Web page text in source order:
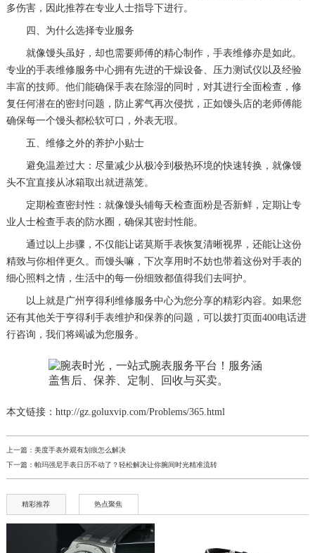
多伤害，因此推荐在专业人士指导下进行。
四、为什么选择专业服务
就像馒头虽好，却也需要师傅的精心制作，手表维修亦是如此。
专业的手表维修服务中心拥有先进的干燥设备、压力测试仪以及经验
丰富的技师。他们能确保手表在除湿的同时，对其进行全面检查，修
复任何潜在的密封问题，防止雾气再次侵扰，正如馒头店的老师傅能
确保每一个馒头都松软可口，外表无瑕。
五、维修之外的养护小贴士
避免温差过大：尽量减少从极冷到极热环境的快速转换，就像馒
头不宜直接从冰箱取出就进蒸笼。
定期检查密封性：就像馒头铺每天检查面粉是否新鲜，定期让专
业人士检查手表的防水圈，确保其密封性能。
通过以上步骤，不仅能让诺莫斯手表恢复清晰视界，还能让这份
精致与你相伴更久。而馒头嘛，下次享用时不妨也带着这份对手表的
细心照料之情，生活中的每一份细致都值得我们去呵护。
以上就是广州亨得利维修服务中心为您分享的精彩内容。如果您
还有其他关于亨得利手表维护和保养的问题，可以拨打页面400电话进
行咨询，我们将竭诚为您服务。
本文链接：http://gz.goluxvip.com/Problems/365.html
上一篇： 美度手表外观有划痕怎么解决
下一篇： 帕玛强尼手表日历不动了？轻松解决让你腕间时光精准流转
精彩推荐 热点聚焦